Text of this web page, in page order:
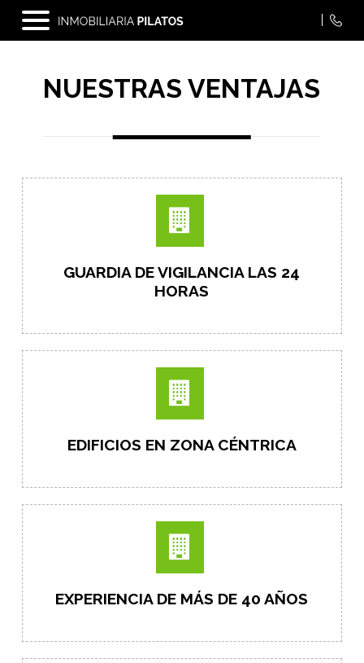
SERVICIOS
NOSOTROS
NUESTRAS VENTAJAS
GUARDIA DE VIGILANCIA LAS 24
HORAS
EDIFICIOS EN ZONA CÉNTRICA
EXPERIENCIA DE MÁS DE 40 AÑOS